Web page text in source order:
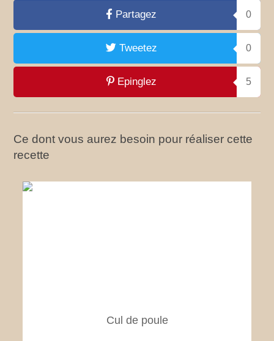
Partagez 0
Tweetez 0
Epinglez 5
Ce dont vous aurez besoin pour réaliser cette
recette
Cul de poule